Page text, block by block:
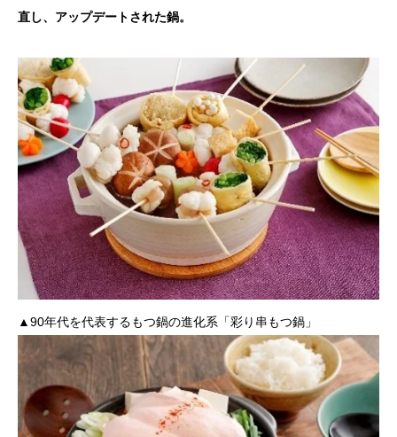
直し、アップデートされた鍋。
▲90年代を代表するもつ鍋の進化系「彩り串もつ鍋」